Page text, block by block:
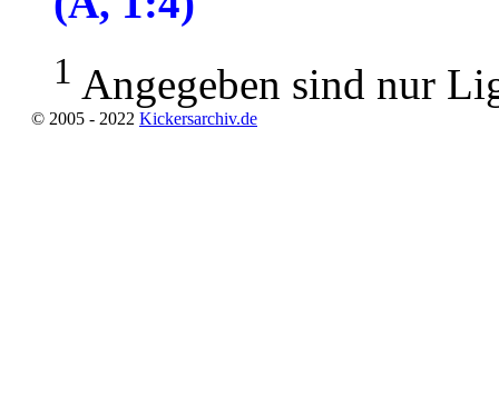
1 Angegeben sind nur
© 2005 - 2022 Kickersarchiv.de